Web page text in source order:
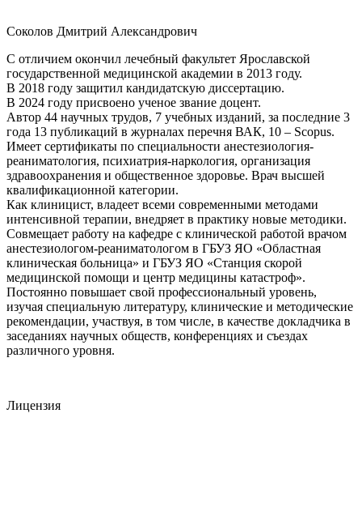
Соколов Дмитрий Александрович
С отличием окончил лечебный факультет Ярославской
государственной медицинской академии в 2013 году.
В 2018 году защитил кандидатскую диссертацию.
В 2024 году присвоено ученое звание доцент.
Автор 44 научных трудов, 7 учебных изданий, за последние 3
года 13 публикаций в журналах перечня ВАК, 10 – Scopus.
Имеет сертификаты по специальности анестезиология-
реаниматология, психиатрия-наркология, организация
здравоохранения и общественное здоровье. Врач высшей
квалификационной категории.
Как клиницист, владеет всеми современными методами
интенсивной терапии, внедряет в практику новые методики.
Совмещает работу на кафедре с клинической работой врачом
анестезиологом-реаниматологом в ГБУЗ ЯО «Областная
клиническая больница» и ГБУЗ ЯО «Станция скорой
медицинской помощи и центр медицины катастроф».
Постоянно повышает свой профессиональный уровень,
изучая специальную литературу, клинические и методические
рекомендации, участвуя, в том числе, в качестве докладчика в
заседаниях научных обществ, конференциях и съездах
различного уровня.
Лицензия